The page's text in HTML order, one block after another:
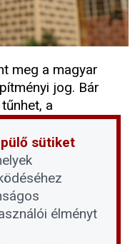
meg a magyar
jog. Bár
a
megjelenik a
is. Olyan
írja át az
és
a legtöbb
fog, aki új
sütiket
élményt